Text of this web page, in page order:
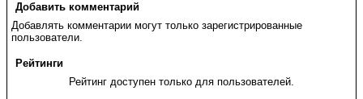
Добавить комментарий
Добавлять комментарии могут только зарегистрированные
пользователи.
Рейтинги
Рейтинг доступен только для пользователей.